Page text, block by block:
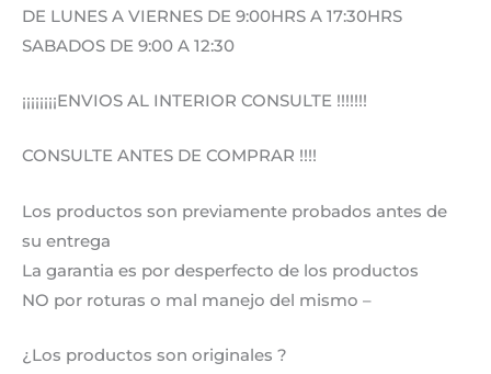
DE LUNES A VIERNES DE 9:00HRS A 17:30HRS
SABADOS DE 9:00 A 12:30
¡¡¡¡¡¡¡¡ENVIOS AL INTERIOR CONSULTE !!!!!!!
CONSULTE ANTES DE COMPRAR !!!!
Los productos son previamente probados antes de
su entrega
La garantia es por desperfecto de los productos
NO por roturas o mal manejo del mismo –
¿Los productos son originales ?